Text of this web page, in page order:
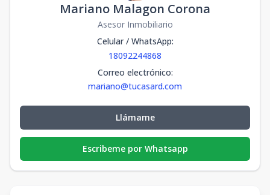
Mariano Malagon Corona
Asesor Inmobiliario
Celular / WhatsApp:
18092244868
Correo electrónico:
mariano@tucasard.com
Llámame
Escribeme por Whatsapp